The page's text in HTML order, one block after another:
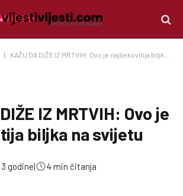
KAŽU DA DIŽE IZ MRTVIH: Ovo je najljekovitija biljka na svijetu
IZ MRTVIH: Ovo je
biljka na svijetu
godine| 4 min čitanja